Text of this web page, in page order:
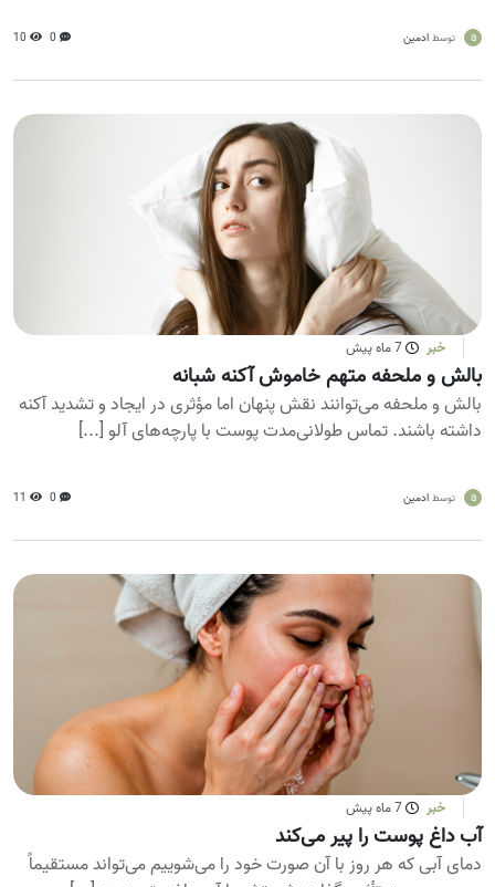
a توسط ادمین 0
10
خبر 7 ماه پیش
بالش و ملحفه متهم خاموش آکنه شبانه
بالش و ملحفه می‌توانند نقش پنهان اما مؤثری در ایجاد و تشدید آکنه
داشته باشند. تماس طولانی‌مدت پوست با پارچه‌های آلو [...]
a توسط ادمین 0
11
خبر 7 ماه پیش
آب داغ پوست را پیر می‌کند
دمای آبی که هر روز با آن صورت خود را می‌شوییم می‌تواند مستقیماً